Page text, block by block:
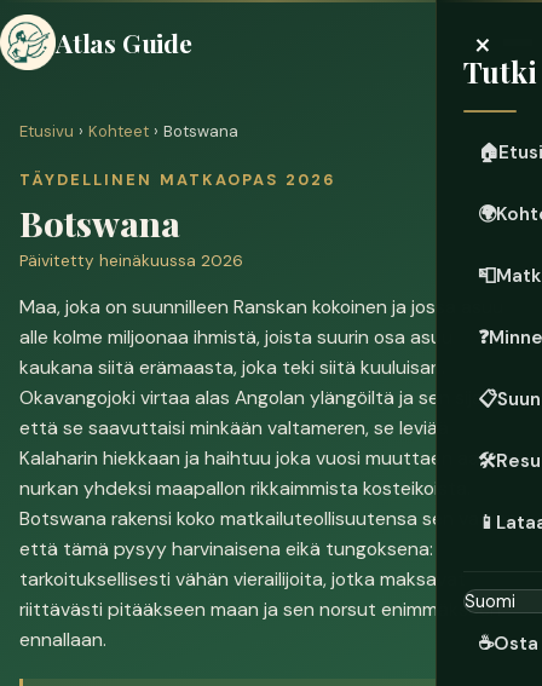
Atlas Guide ×
Tutki
🏠
🌍
📮
❓
📋
🛠️
📱
☕Osta
Etusivu › Kohteet › Botswana
TÄYDELLINEN MATKAOPAS 2026
Botswana
Päivitetty heinäkuussa 2026
Maa, joka on suunnilleen Ranskan kokoinen ja jossa asuu
alle kolme miljoonaa ihmistä, joista suurin osa asuu
kaukana siitä erämaasta, joka teki siitä kuuluisan.
Okavangojoki virtaa alas Angolan ylängöiltä ja sen sijaan,
että se saavuttaisi minkään valtameren, se leviää
Kalaharin hiekkaan ja haihtuu joka vuosi muuttaen aavikon
nurkan yhdeksi maapallon rikkaimmista kosteikoista.
Botswana rakensi koko matkailuteollisuutensa sen varaan,
että tämä pysyy harvinaisena eikä tungoksena:
tarkoituksellisesti vähän vierailijoita, jotka maksavat
riittävästi pitääkseen maan ja sen norsut enimmäkseen
ennallaan.